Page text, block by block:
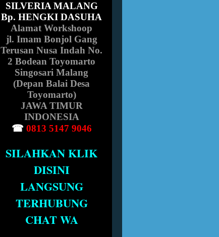
SILVERIA MALANG
Bp. HENGKI DASUHA
Alamat Workshoop
jl. Imam Bonjol Gang
Terusan Nusa Indah No.
2 Bodean Toyomarto
Singosari Malang
(Depan Balai Desa
Toyomarto)
JAWA TIMUR
INDONESIA
☎ 0813 5147 9046
SILAHKAN KLIK
DISINI
LANGSUNG
TERHUBUNG
CHAT WA